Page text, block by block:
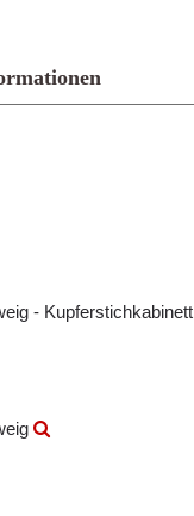
- Kupferstichkabinett